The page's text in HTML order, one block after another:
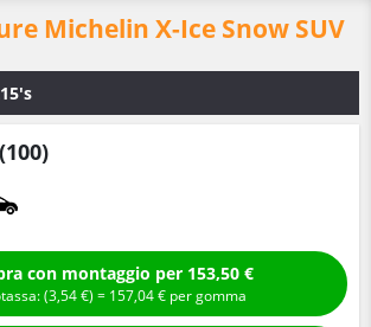
Michelin X-Ice Snow SUV
Compra con montaggio per 153,50 €
+ Ecotassa: (3,54€ ) = 157,04€ per gomma